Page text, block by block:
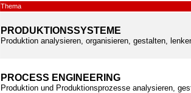
Thema
PRODUKTIONSSYSTEME
Produktion analysieren, organisieren, gestalten,
PROCESS ENGINEERING
Produktion und Produktionsprozesse analysieren,